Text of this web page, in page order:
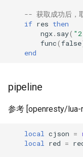
njs
-- 获取成功后
if res then
ngx. say(
func(false
end
pipeline
参考 [openresty/
local cjson =
local
red =